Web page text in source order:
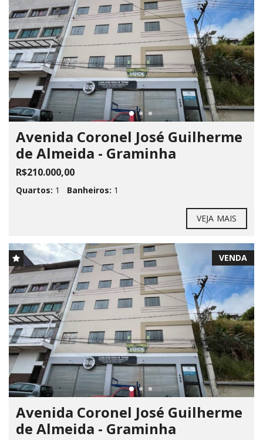
Avenida Coronel José Guilherme
de Almeida - Graminha
R$210.000,00
Quartos: 1 Banheiros: 1
VEJA MAIS
VENDA
Avenida Coronel José Guilherme
de Almeida - Graminha